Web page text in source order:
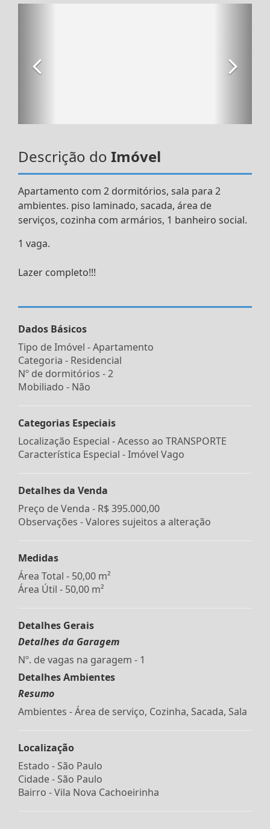
Descrição do Imóvel
Apartamento com 2 dormitórios, sala para 2
ambientes. piso laminado, sacada, área de
serviços, cozinha com armários, 1 banheiro social.
1 vaga.
Lazer completo!!!
Dados Básicos
Tipo de Imóvel - Apartamento
Categoria - Residencial
Nº de dormitórios - 2
Mobiliado - Não
Categorias Especiais
Localização Especial - Acesso ao TRANSPORTE
Característica Especial - Imóvel Vago
Detalhes da Venda
Preço de Venda - R$ 395.000,00
Observações - Valores sujeitos a alteração
Medidas
Área Total - 50,00 m²
Área Útil - 50,00 m²
Detalhes Gerais
Detalhes da Garagem
Nº. de vagas na garagem - 1
Detalhes Ambientes
Resumo
Ambientes - Área de serviço, Cozinha, Sacada, Sala
Localização
Estado - São Paulo
Cidade - São Paulo
Bairro -Vila Nova Cachoeirinha